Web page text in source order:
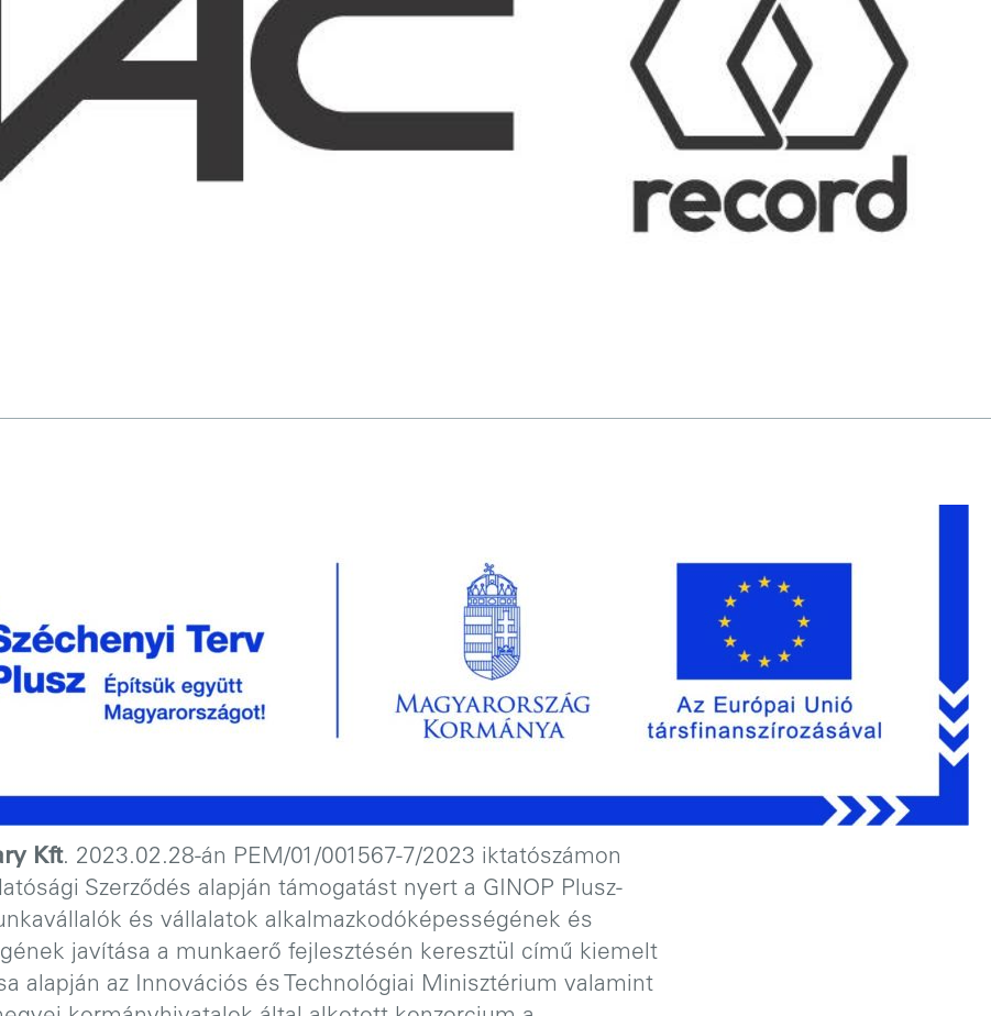
Kft. 2023.02.28-án PEM/01/001567-7/2023 iktatószámon
Szerződés alapján támogatást nyert a GINOP Plusz-
és vállalatok alkalmazkodóképességének és
javítása a munkaerő fejlesztésén keresztül című kiemelt
alapján az Innovációs és Technológiai Minisztérium valamint